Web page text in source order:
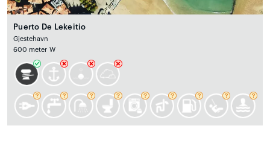
Puerto De Lekeitio
Gjestehavn
600 meter W